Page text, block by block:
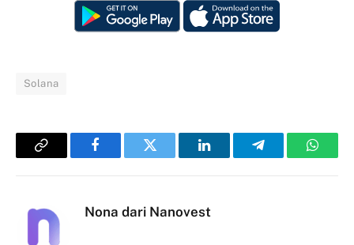
Solana
Copy
FacebookTwitter LinkedInTelegram
Nona dari Nanovest